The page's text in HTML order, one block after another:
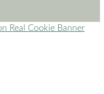
Real Cookie Banner